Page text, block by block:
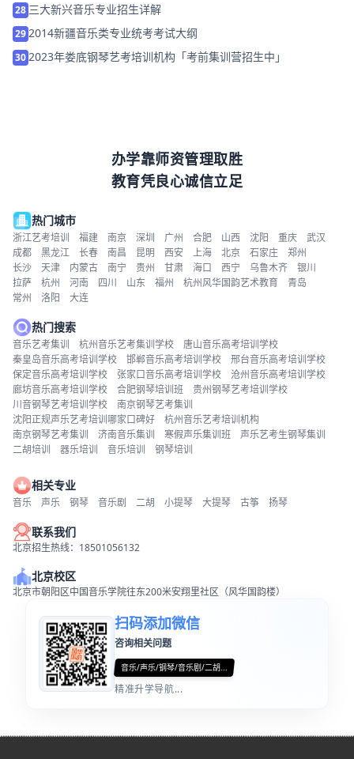
28 三大新兴音乐专业招生详解
29 2014新疆音乐类专业统考考试大纲
30 2023年娄底钢琴艺考培训机构「考前集训营招生中」
办学靠师资管理取胜
教育凭良心诚信立足
热门城市
浙江艺考培训 福建 南京 深圳 广州 合肥 山西 沈阳 重庆
武汉
成都
黑龙江 长春 南昌 昆明 西安 上海 北京 石家庄
郑州
长沙
天津 内蒙古 南宁 贵州 甘肃 海口 西宁 乌鲁木齐
银川
拉萨
杭州 河南 四川 山东 福州 杭州风华国韵艺术教育
青岛
常州
洛阳 大连
热门搜索
音乐艺考集训 杭州音乐艺考集训学校
唐山音乐高考培训学校
秦皇岛音乐高考培训学校
邯郸音乐高考培训学校
邢台音乐高考培训学校
保定音乐高考培训学校
张家口音乐高考培训学校
沧州音乐高考培训学校
廊坊音乐高考培训学校
合肥钢琴培训班
贵州钢琴艺考培训学校
川音钢琴艺考培训学校
南京钢琴艺考集训
沈阳正规声乐艺考培训哪家口碑好
杭州音乐艺考培训机构
南京钢琴艺考集训
济南音乐集训 寒假声乐集训班
声乐艺考生钢琴集训
二胡培训
器乐培训 音乐培训 钢琴培训
相关专业
音乐 声乐 钢琴 音乐剧 二胡 小提琴 大提琴 古筝 扬琴
联系我们
北京招生热线：18501056132
北京校区
北京市朝阳区中国音乐学院往东200米安翔里社区（风华国韵楼）
扫码添加微信
咨询相关问题
音乐/声乐/钢琴/音乐剧/二胡...
精准升学导航...